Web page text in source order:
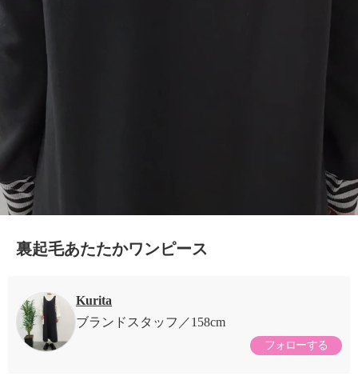
裏起毛あたたかワンピース
Kurita
ブランドスタッフ
158cm
フォローする